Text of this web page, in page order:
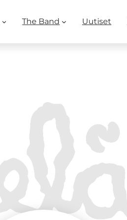
The Band Uutiset